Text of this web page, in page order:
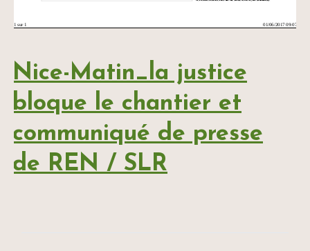
Nice-Matin_la justice
bloque le chantier et
communiqué de presse
de REN / SLR